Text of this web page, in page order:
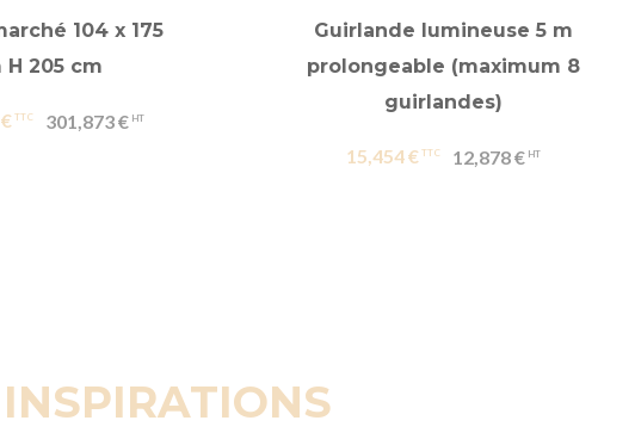
104 x 175
H 205 cm
301,873 €
Guirlande lumineuse 5 m
prolongeable (maximum 8
guirlandes)
15,454 € 12,878 €